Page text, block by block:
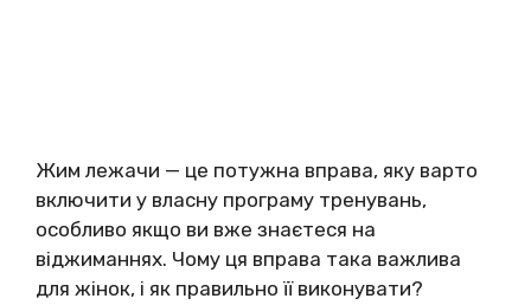
Жим лежачи — це потужна вправа, яку варто
включити у власну програму тренувань,
особливо якщо ви вже знаєтеся на
віджиманнях. Чому ця вправа така важлива
для жінок, і як правильно її виконувати?